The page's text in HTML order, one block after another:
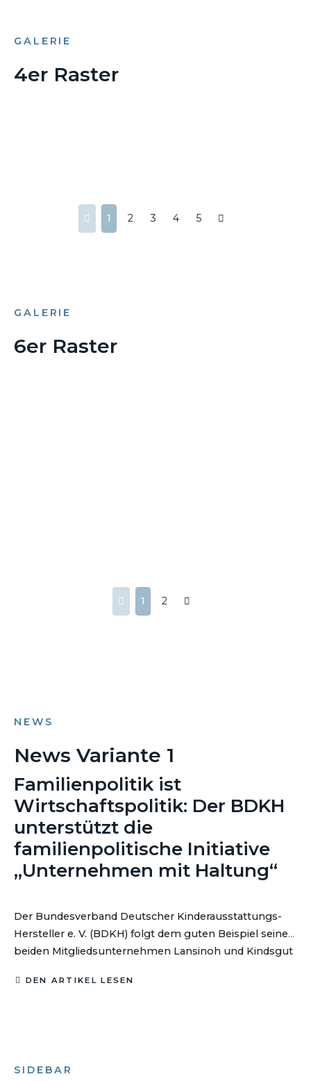
GALERIE
4er Raster
1 2 3 4 5
GALERIE
6er Raster
1 2
NEWS
News Variante 1
Familienpolitik ist
Wirtschaftspolitik: Der BDKH
unterstützt die
familienpolitische Initiative
„Unternehmen mit Haltung“
Der Bundesverband Deutscher Kinderausstattungs-
Hersteller e. V. (BDKH) folgt dem guten Beispiel seiner
beiden Mitgliedsunternehmen Lansinoh und Kindsgut
„Unternehmen mit Haltung“ von Natascha Sagorski.
DEN ARTIKEL LESEN
SIDEBAR